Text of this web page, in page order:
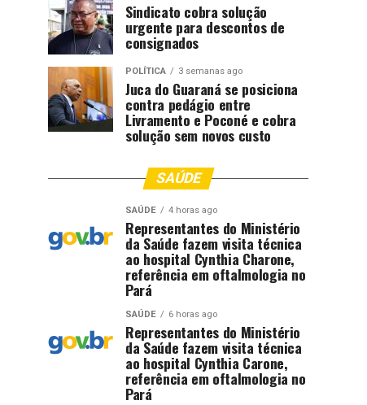
Sindicato cobra solução
urgente para descontos de
consignados
POLÍTICA 3 semanas ago
Juca do Guaraná se posiciona
contra pedágio entre
Livramento e Poconé e cobra
solução sem novos custo
SAÚDE
SAÚDE 4 horas ago
Representantes do Ministério
da Saúde fazem visita técnica
ao hospital Cynthia Charone,
referência em oftalmologia no
Pará
SAÚDE 6 horas ago
Representantes do Ministério
da Saúde fazem visita técnica
ao hospital Cynthia Carone,
referência em oftalmologia no
Pará